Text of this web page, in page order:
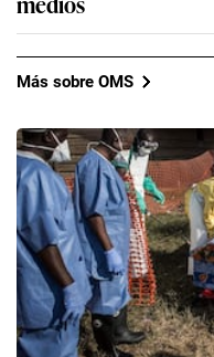
Más sobre OMS